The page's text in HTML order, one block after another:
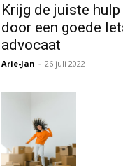
Krijg de juiste
door een goede
advocaat
Arie-Jan - 26 juli 2022